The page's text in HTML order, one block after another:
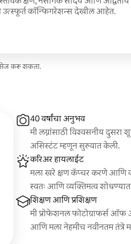
उत्स्फूर्त कॉन्फिगरेशन्स देखील आहेत.
करू शकता.
40 वर्षांचा अनुभव
मी लग्नांसाठी विश्वसनीय दुसरा
असिस्टंट म्हणून सुरुवात केली.
करिअर हायलाईट
मला खरे क्षण कॅप्चर करणे आणि
स्वतः आणि व्यक्तिमत्व
शिक्षण आणि प्रशिक्षण
मी प्रोफेशनल फोटोग्राफर्स
आणि मला नेहमीच नवीनतम तंत्रे